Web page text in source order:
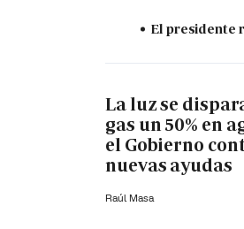
El presidente
La luz se
gas un 50% en
el Gobierno
nuevas ayudas
Raúl Masa